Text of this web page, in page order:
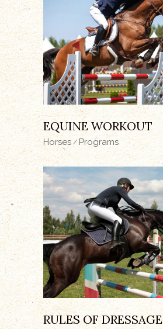
EQUINE WORKOUT
Horses Programs
RULES OF DRESSAGE